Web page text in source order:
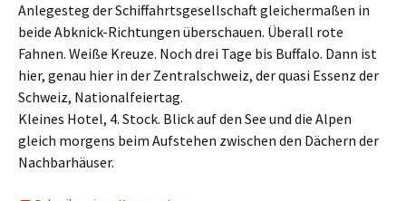
Anlegesteg der Schiffahrtsgesellschaft gleichermaßen in
beide Abknick-Richtungen überschauen. Überall rote
Fahnen. Weiße Kreuze. Noch drei Tage bis Buffalo. Dann ist
hier, genau hier in der Zentralschweiz, der quasi Essenz der
Schweiz, Nationalfeiertag.
Kleines Hotel, 4. Stock. Blick auf den See und die Alpen
gleich morgens beim Aufstehen zwischen den Dächern der
Nachbarhäuser.